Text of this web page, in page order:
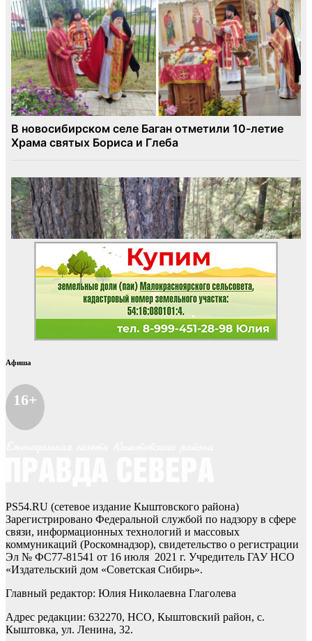
Афиша
16+
PS54.RU (сетевое издание Кыштовского района)
Зарегистрировано Федеральной службой по надзору в сфере
связи, информационных технологий и массовых
коммуникаций (Роскомнадзор), свидетельство о регистрации
Эл № ФС77-81541 от 16 июля 2021 г. Учредитель ГАУ НСО
«Издательский дом «Советская Сибирь».
Главный редактор: Юлия Николаевна Глаголева
Адрес редакции: 632270, НСО, Кыштовский район, с.
Кыштовка, ул. Ленина, 32.